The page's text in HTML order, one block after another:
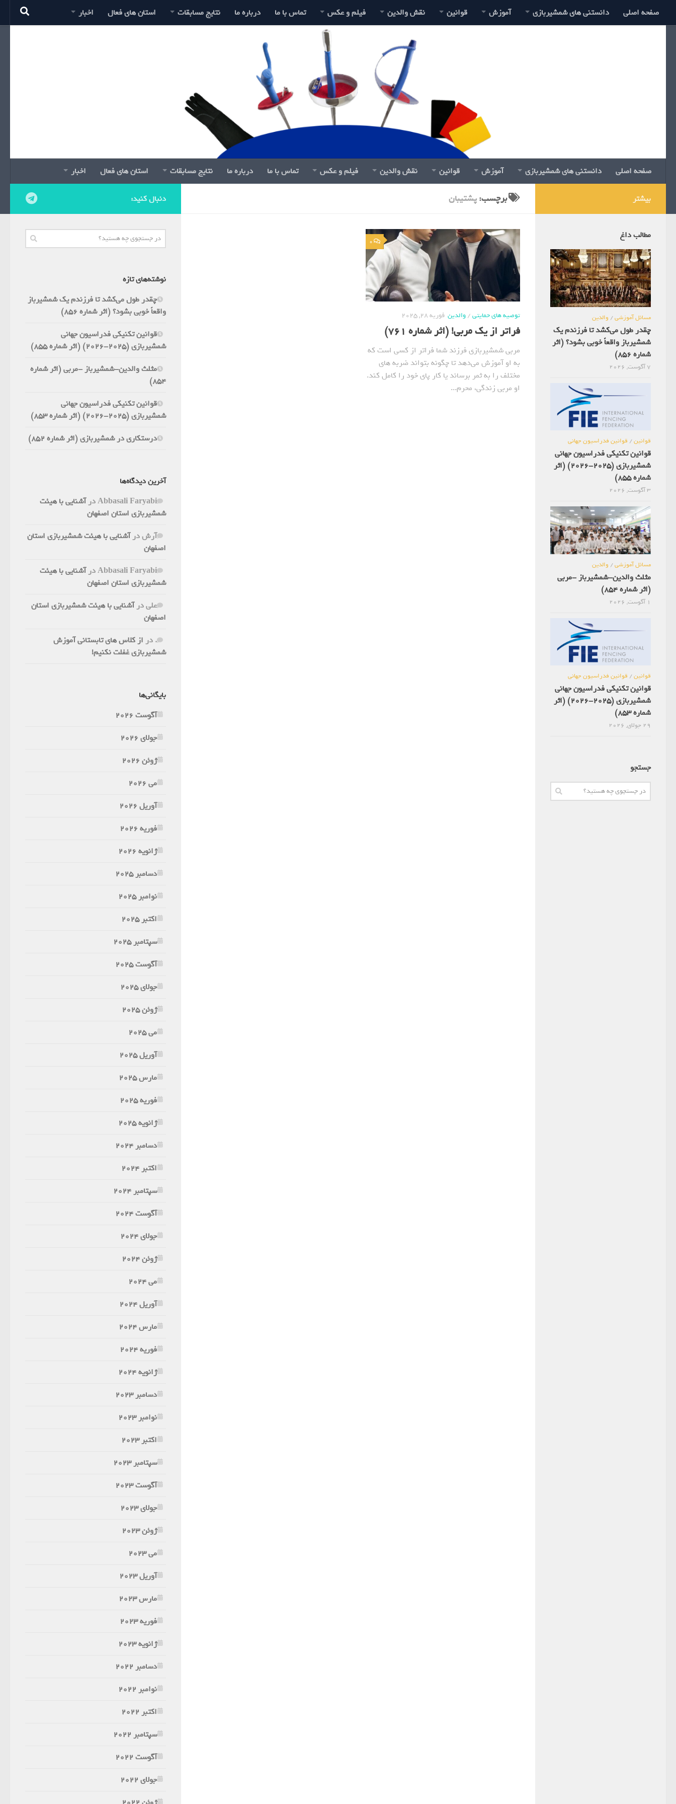
صفحه اصلی دانستنی های شمشیربازی آموزش قوانین نقش والدین فیلم و عکس تماس با ما درباره ما نتایج مسابقات استان های فعال اخبار
صفحه اصلی دانستنی های شمشیربازی آموزش قوانین نقش والدین فیلم و عکس تماس با ما درباره ما نتایج مسابقات استان های فعال اخبار
برچسب:پشتیبان
0
توصیه های حمایتی/والدین فوریه 28, 2025
فراتر از یک مربی! (اثر شماره 761)
مربی شمشیربازی فرزند شما فراتر از کسی است که
به او آموزش می‌دهد تا چگونه بتواند ضربه های
مختلف را به ثمر برساند یا کار پای خود را کامل کند.
او مربی زندگی، محرم...
دنبال کنید:
نوشته‌های تازه
چقدر طول می‌کشد تا فرزندم یک شمشیرباز
واقعاً خوبی بشود؟ (اثر شماره 856)
قوانین تکنیکی فدراسیون جهانی
شمشیربازی (2025-2026) (اثر شماره 855)
مثلث والدین-شمشیرباز -مربی (اثر شماره
854)
قوانین تکنیکی فدراسیون جهانی
شمشیربازی (2025-2026) (اثر شماره 853)
درستکاری در شمشیربازی (اثر شماره 852)
آخرین دیدگاه‌ها
Abbasali Faryabiدرآشنایی با هیئت
شمشیربازی استان اصفهان
آرشدرآشنایی با هیئت شمشیربازی استان
اصفهان
Abbasali Faryabiدرآشنایی با هیئت
شمشیربازی استان اصفهان
علیدرآشنایی با هیئت شمشیربازی استان
اصفهان
. در از کلاس های تابستانی آموزش
شمشیربازی غفلت نکنیم!
بایگانی‌ها
آگوست 2026
جولای 2026
ژوئن 2026
می 2026
آوریل 2026
فوریه 2026
ژانویه 2026
دسامبر 2025
نوامبر 2025
اکتبر 2025
سپتامبر 2025
آگوست 2025
جولای 2025
ژوئن 2025
می 2025
آوریل 2025
مارس 2025
فوریه 2025
ژانویه 2025
دسامبر 2024
اکتبر 2024
سپتامبر 2024
آگوست 2024
جولای 2024
ژوئن 2024
می 2024
آوریل 2024
مارس 2024
فوریه 2024
ژانویه 2024
دسامبر 2023
نوامبر 2023
اکتبر 2023
سپتامبر 2023
آگوست 2023
جولای 2023
ژوئن 2023
می 2023
آوریل 2023
مارس 2023
فوریه 2023
ژانویه 2023
دسامبر 2022
نوامبر 2022
اکتبر 2022
سپتامبر 2022
آگوست 2022
جولای 2022
بیشتر
مطالب داغ
مسائل آموزشی/ والدین
چقدر طول می‌کشد تا فرزندم یک
شمشیرباز واقعاً خوبی بشود؟ (اثر
شماره 856)
7 آگوست, 2026
قوانین/ قوانین فدراسیون جهانی
قوانین تکنیکی فدراسیون جهانی
شمشیربازی (2025-2026) (اثر
شماره 855)
3 آگوست, 2026
مسائل آموزشی/ والدین
مثلث والدین-شمشیرباز -مربی
(اثر شماره 854)
1 آگوست, 2026
قوانین/ قوانین فدراسیون جهانی
قوانین تکنیکی فدراسیون جهانی
شمشیربازی (2025-2026) (اثر
شماره 853)
29 جولای, 2026
جستجو